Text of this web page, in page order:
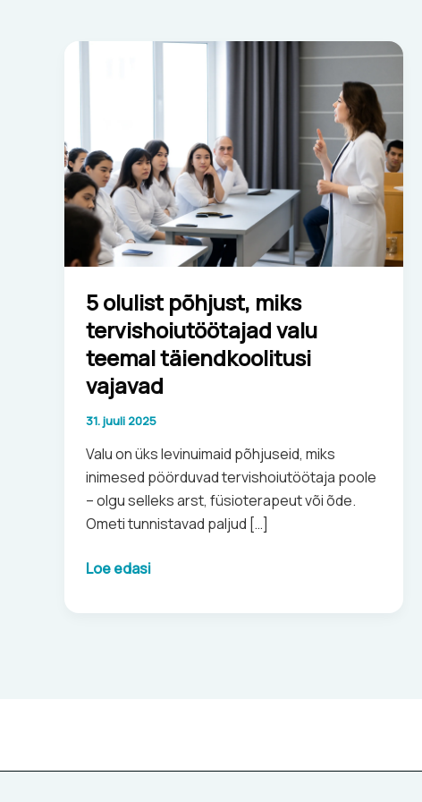
5 olulist põhjust, miks
tervishoiutöötajad valu
teemal täiendkoolitusi
vajavad
31. juuli 2025
Valu on üks levinuimaid põhjuseid, miks
inimesed pöörduvad tervishoiutöötaja poole
– olgu selleks arst, füsioterapeut või õde.
Ometi tunnistavad paljud […]
tervishoiutöötajad
valu
teemal
täiendkoolitusi
vajavad
Loe edasi